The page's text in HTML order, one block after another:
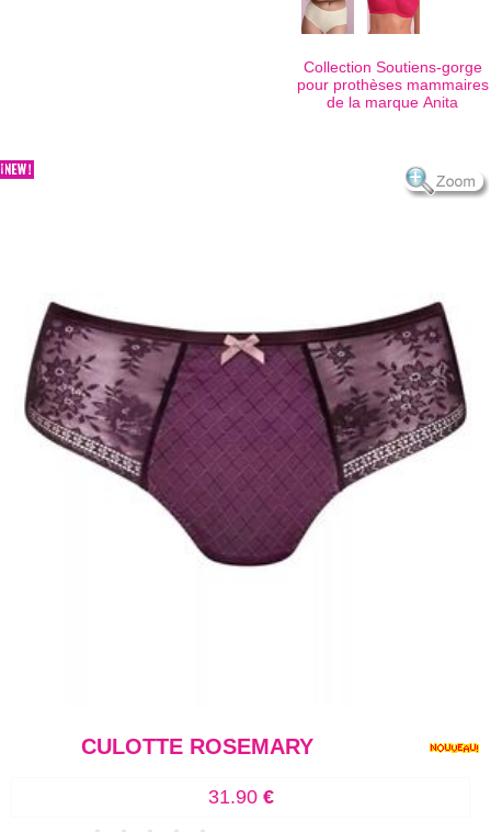
Collection Soutiens-gorge
pour prothèses mammaires
de la marqueAnita
CULOTTE ROSEMARY
31.90€